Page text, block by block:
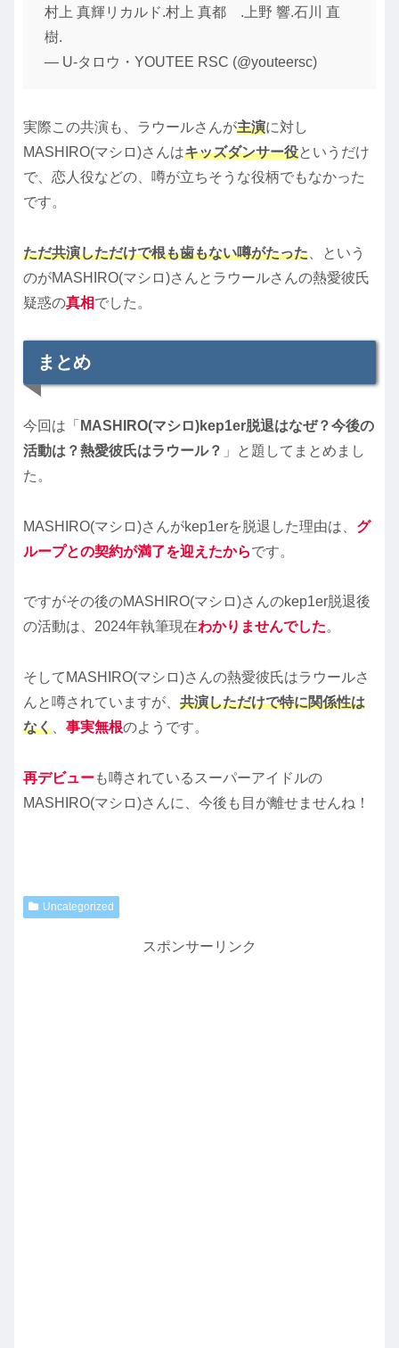
村上 真輝リカルド.村上 真都 .上野 響.石川 直
樹.
— U-タロウ・YOUTEE RSC (@youteersc)
実際この共演も、ラウールさんが主演に対し
MASHIRO(マシロ)さんはキッズダンサー役というだけ
で、恋人役などの、噂が立ちそうな役柄でもなかった
です。
ただ共演しただけで根も歯もない噂がたった 、という
のがMASHIRO(マシロ)さんとラウールさんの熱愛彼氏
疑惑の真相でした。
まとめ
今回は「 MASHIRO(マシロ)kep1er脱退はなぜ？今後の
活動は？熱愛彼氏はラウール？ 」と題してまとめまし
た。
MASHIRO(マシロ)さんがkep1erを脱退した理由は、 グ
ループとの契約が満了を迎えたからです。
ですがその後のMASHIRO(マシロ)さんのkep1er脱退後
の活動は、2024年執筆現在わかりませんでした。
そしてMASHIRO(マシロ)さんの熱愛彼氏はラウールさ
んと噂されていますが、 共演しただけで特に関係性は
なく
事実無根のようです。
再デビューも噂されているスーパーアイドルの
MASHIRO(マシロ)さんに、今後も目が離せませんね！
Uncategorized
スポンサーリンク